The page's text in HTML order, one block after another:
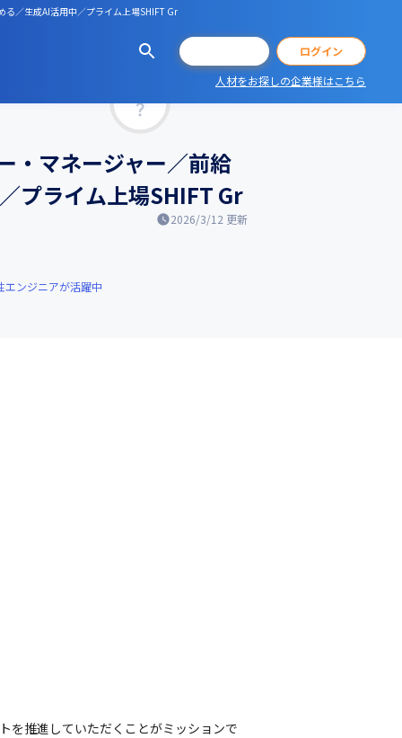
／生成AI活用中／プライム上場SHIFT Gr
ログイン
人材をお探しの企業様はこちら
マネージャー／前給
プライム上場SHIFT Gr
2026/3/12 更新
エンジニアが活躍中
を推進していただくことがミッションで